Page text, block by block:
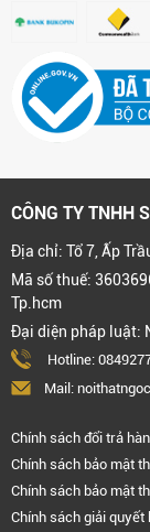
CÔNG TY TNHH
Địa chỉ: Tổ 7, Ấp
Mã số thuế:
Tp.hcm
Đại diện pháp luật:
Hotline:
Mail:
Chính sách đổi trả
Chính sách bảo mật
Chính sách bảo mật
Chính sách giải quyết